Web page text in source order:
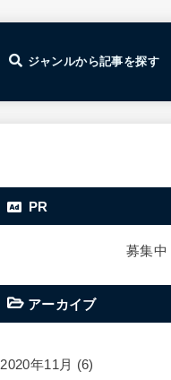
ジャンルから記事を探す
PR
募集中
アーカイブ
2020年11月 (6)